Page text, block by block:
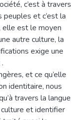
c’est à travers
peuples et c’est la
elle est le moyen
autre culture, la
exige une
et ce qu’elle
identitaire, nous
travers la langue
et identifier